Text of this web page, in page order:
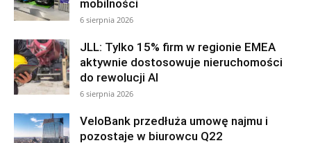
mobilności
6 sierpnia 2026
JLL: Tylko 15% firm w regionie EMEA
aktywnie dostosowuje nieruchomości
do rewolucji AI
6 sierpnia 2026
VeloBank przedłuża umowę najmu i
pozostaje w biurowcu Q22